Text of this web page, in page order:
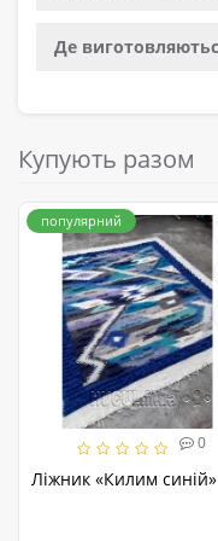
Де
Купують разом
популярний
0
Ліжник «Килим синій»